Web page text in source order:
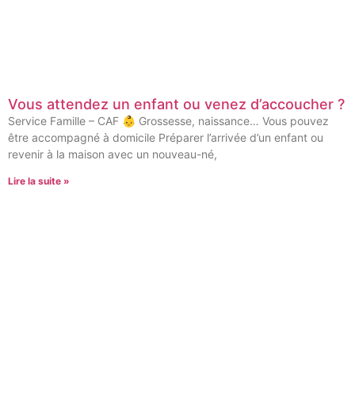
Vous attendez un enfant ou venez d’accoucher ?
Service Famille – CAF 👶 Grossesse, naissance… Vous pouvez
être accompagné à domicile Préparer l’arrivée d’un enfant ou
revenir à la maison avec un nouveau-né,
Lire la suite »